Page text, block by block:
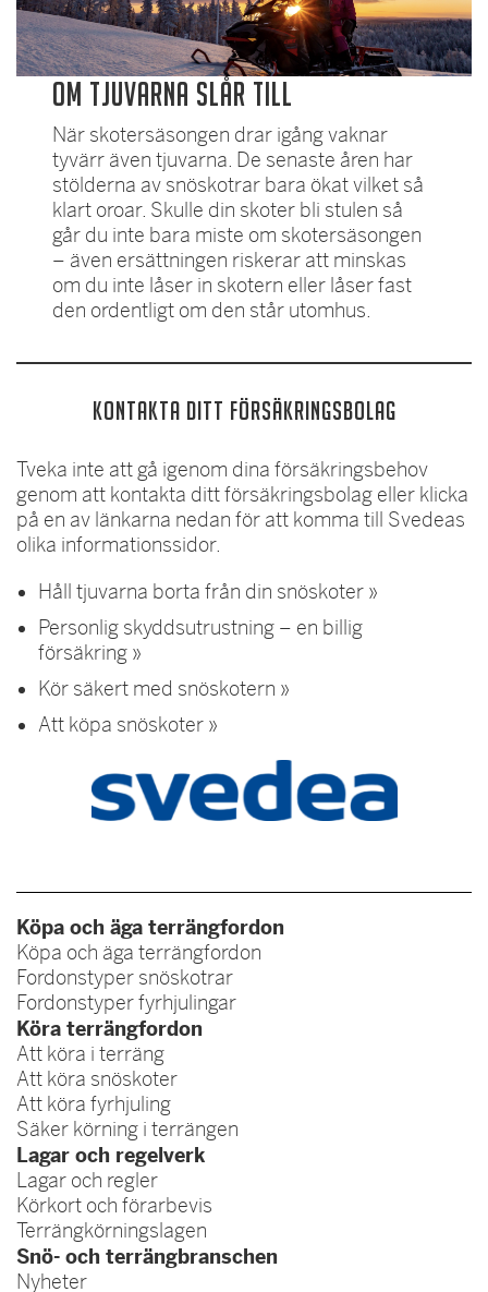
Om tjuvarna slår till
När skotersäsongen drar igång vaknar
tyvärr även tjuvarna. De senaste åren har
stölderna av snöskotrar bara ökat vilket så
klart oroar. Skulle din skoter bli stulen så
går du inte bara miste om skotersäsongen
– även ersättningen riskerar att minskas
om du inte låser in skotern eller låser fast
den ordentligt om den står utomhus.
Kontakta ditt försäkringsbolag
Tveka inte att gå igenom dina försäkringsbehov
genom att kontakta ditt försäkringsbolag eller klicka
på en av länkarna nedan för att komma till Svedeas
olika informationssidor.
Håll tjuvarna borta från din snöskoter »
Personlig skyddsutrustning – en billig
försäkring »
Kör säkert med snöskotern »
Att köpa snöskoter »
Köpa och äga terrängfordon
Köpa och äga terrängfordon
Fordonstyper snöskotrar
Fordonstyper fyrhjulingar
Köra terrängfordon
Att köra i terräng
Att köra snöskoter
Att köra fyrhjuling
Säker körning i terrängen
Lagar och regelverk
Lagar och regler
Körkort och förarbevis
Terrängkörningslagen
Snö- och terrängbranschen
Nyheter